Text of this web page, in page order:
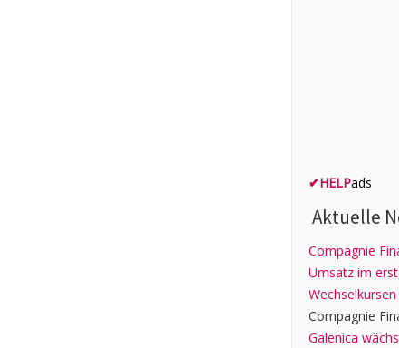
✔HELPads
Aktuelle
Compagnie
Umsatz im
Compagnie
Galenica